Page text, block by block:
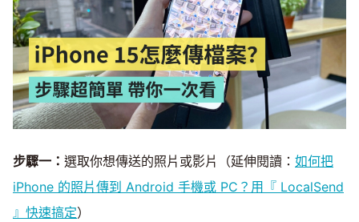
步驟一： 選取你想傳送的照片或影片（延伸閱讀： 如何把
iPhone 的照片傳到 Android 手機或 PC？用『 LocalSend
』快速搞定）